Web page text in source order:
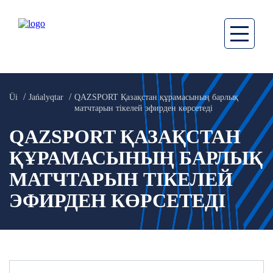
Üi Jańalyqtar
QAZSPORT Қазақстан құрамасының барлық
матчтарын тікелей эфирден көрсетеді
QAZSPORT ҚАЗАҚСТАН
ҚҰРАМАСЫНЫҢ БАРЛЫҚ
МАТЧТАРЫН ТІКЕЛЕЙ
ЭФИРДЕН КӨРСЕТЕДІ